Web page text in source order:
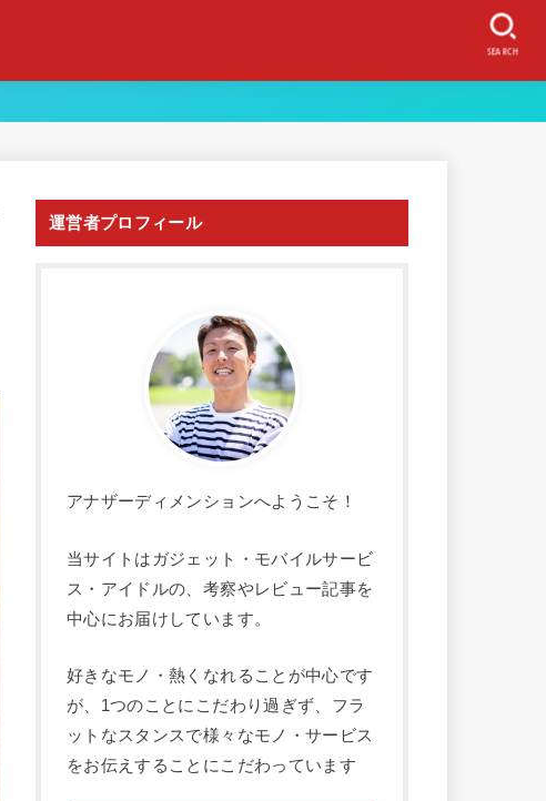
SEARCH
運営者プロフィール
アナザーディメンションへようこそ！
当サイトはガジェット・モバイルサービ
ス・アイドルの、考察やレビュー記事を
中心にお届けしています。
好きなモノ・熱くなれることが中心です
が、1つのことにこだわり過ぎず、フラ
ットなスタンスで様々なモノ・サービス
をお伝えすることにこだわっています